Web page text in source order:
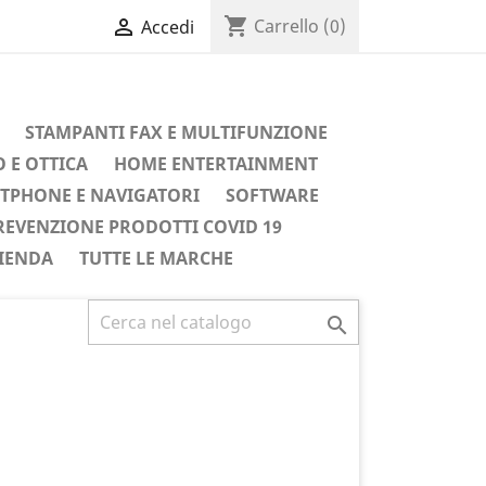
 Accedi shopping_cart Carrello (0)
STAMPANTI FAX E MULTIFUNZIONE
E OTTICA
HOME ENTERTAINMENT
E NAVIGATORI
SOFTWARE
PRODOTTI COVID 19
TUTTE LE MARCHE

Successivo